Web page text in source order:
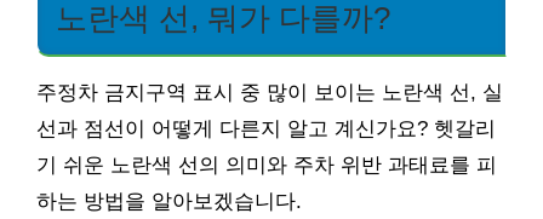
노란색 선, 뭐가 다를까?
주정차 금지구역 표시 중 많이 보이는 노란색 선, 실
선과 점선이 어떻게 다른지 알고 계신가요? 헷갈리
기 쉬운 노란색 선의 의미와 주차 위반 과태료를 피
하는 방법을 알아보겠습니다.